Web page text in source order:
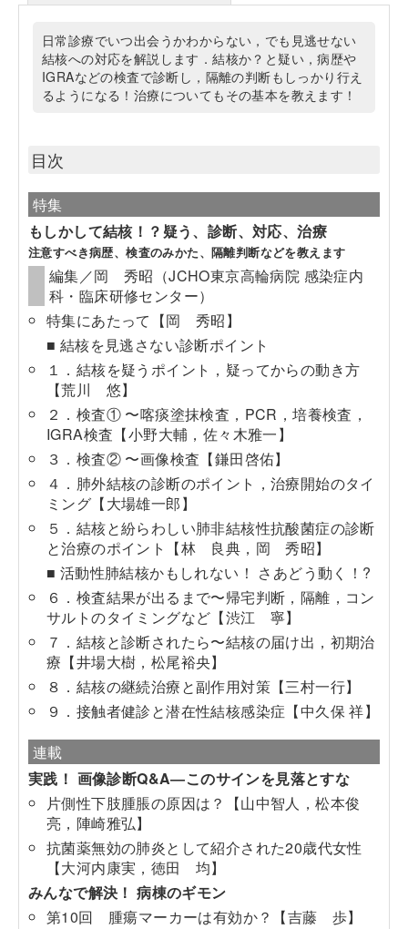
日常診療でいつ出会うかわからない，でも見逃せない
結核への対応を解説します．結核か？と疑い，病歴や
IGRAなどの検査で診断し，隔離の判断もしっかり行え
るようになる！治療についてもその基本を教えます！
目次
特集
もしかして結核！？疑う、診断、対応、治療
注意すべき病歴、検査のみかた、隔離判断などを教えます
編集／岡 秀昭（JCHO東京高輪病院 感染症内
科・臨床研修センター）
特集にあたって【岡 秀昭】
■ 結核を見逃さない診断ポイント
１．結核を疑うポイント，疑ってからの動き方
【荒川 悠】
２．検査① 〜喀痰塗抹検査，PCR，培養検査，
IGRA検査【小野大輔，佐々木雅一】
３．検査② 〜画像検査【鎌田啓佑】
４．肺外結核の診断のポイント，治療開始のタイ
ミング【大場雄一郎】
５．結核と紛らわしい肺非結核性抗酸菌症の診断
と治療のポイント【林 良典，岡 秀昭】
■ 活動性肺結核かもしれない！ さあどう動く！?
６．検査結果が出るまで〜帰宅判断，隔離，コン
サルトのタイミングなど【渋江 寧】
７．結核と診断されたら〜結核の届け出，初期治
療【井場大樹，松尾裕央】
８．結核の継続治療と副作用対策【三村一行】
９．接触者健診と潜在性結核感染症【中久保 祥】
連載
実践！ 画像診断Q&A―このサインを見落とすな
片側性下肢腫脹の原因は？【山中智人，松本俊
亮，陣崎雅弘】
抗菌薬無効の肺炎として紹介された20歳代女性
【大河内康実，徳田 均】
みんなで解決！ 病棟のギモン
第10回 腫瘍マーカーは有効か？【吉藤 歩】